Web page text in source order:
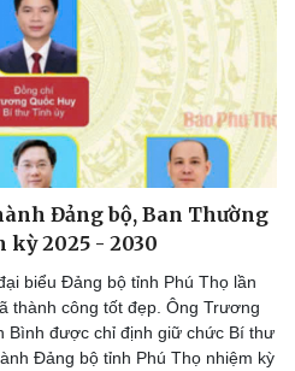
Đảng bộ, Ban Thường
2025 - 2030
biểu Đảng bộ tỉnh Phú Thọ lần
thành công tốt đẹp. Ông Trương
Bình được chỉ định giữ chức Bí thư
Đảng bộ tỉnh Phú Thọ nhiệm kỳ